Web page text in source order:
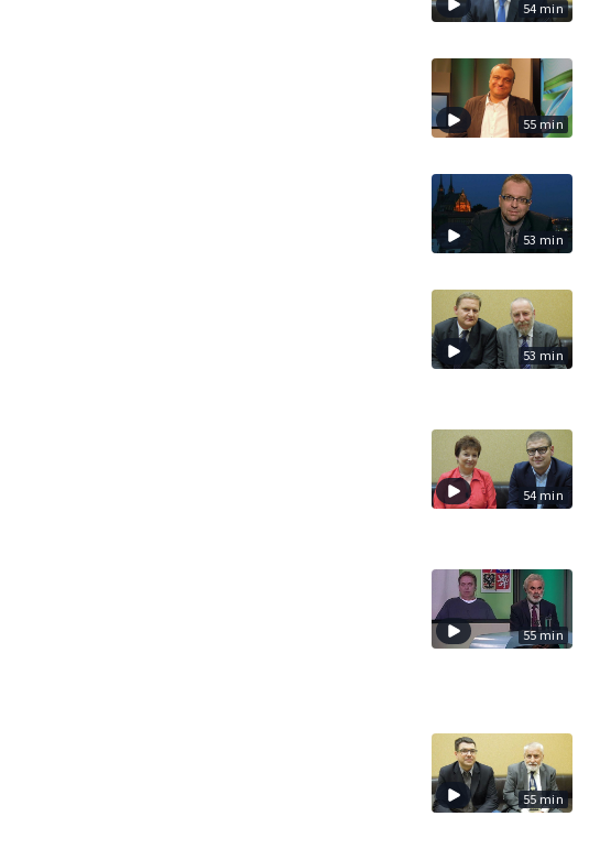
54 min
55 min
53 min
53 min
54 min
55 min
55 min